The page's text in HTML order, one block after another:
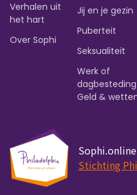
Verhalen uit
het hart
Over Sophi
Jij en je gezin
Puberteit
Seksualiteit
Werk of
dagbesteding
Geld &
Stichting